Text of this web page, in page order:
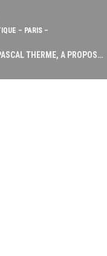
– PARIS –
THERME, A PROPOS…